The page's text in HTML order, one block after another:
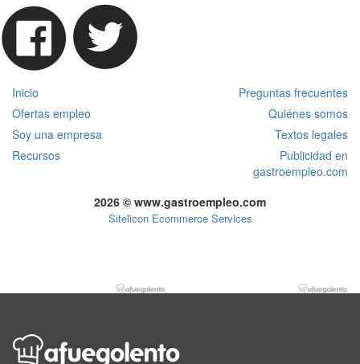
Inicio
Preguntas frecuentes
Ofertas empleo
Quiénes somos
Soy una empresa
Textos legales
Recursos
Publicidad en
gastroempleo.com
2026 © www.gastroempleo.com
Sitelicon Ecommerce Services